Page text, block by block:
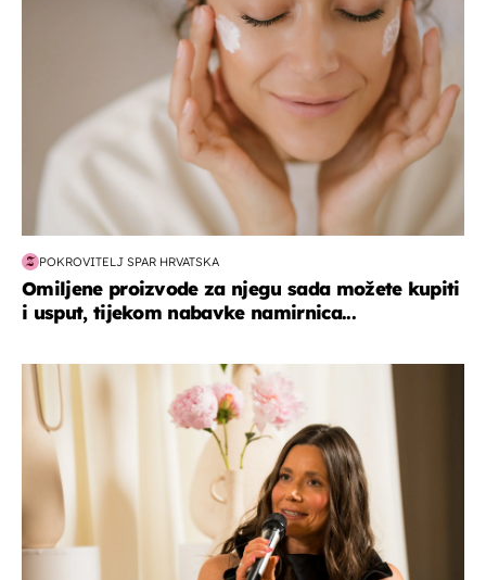
POKROVITELJ SPAR HRVATSKA
Omiljene proizvode za njegu sada možete kupiti
i usput, tijekom nabavke namirnica...
moda & ljepota